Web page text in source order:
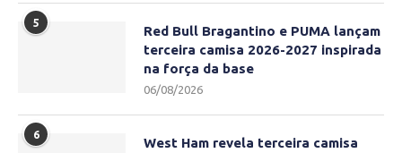
5
Red Bull Bragantino e PUMA lançam
terceira camisa 2026-2027 inspirada
na força da base
06/08/2026
6
West Ham revela terceira camisa